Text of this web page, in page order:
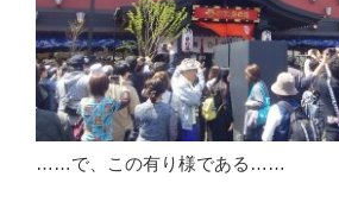
……で、この有り様である……